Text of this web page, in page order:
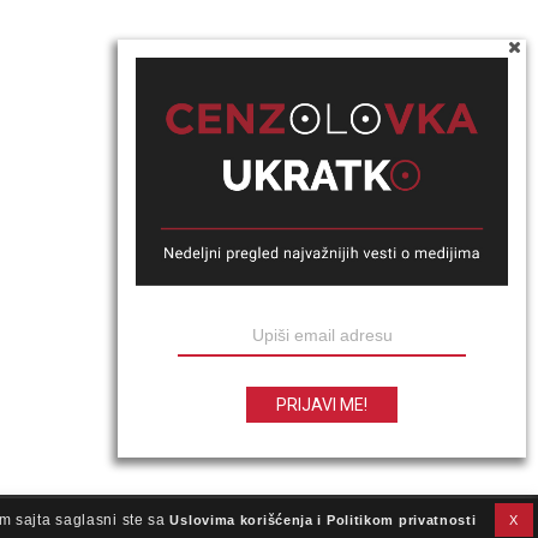
sajta saglasni ste saUslovima korišćenja i Politikom privatnosti X